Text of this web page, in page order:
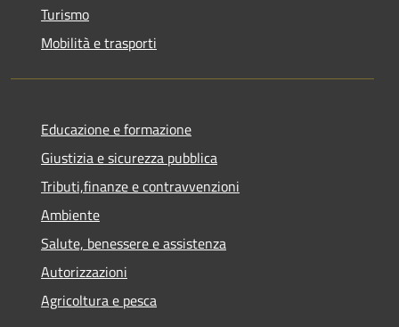
Turismo
Mobilità e trasporti
Educazione e formazione
Giustizia e sicurezza pubblica
Tributi,finanze e contravvenzioni
Ambiente
Salute, benessere e assistenza
Autorizzazioni
Agricoltura e pesca